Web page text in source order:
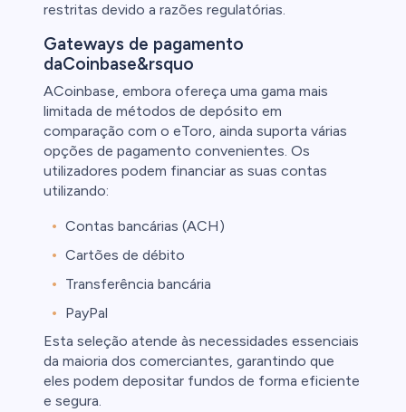
restritas devido a razões regulatórias.
Gateways de pagamento
daCoinbase&rsquo
ACoinbase, embora ofereça uma gama mais
limitada de métodos de depósito em
comparação com o eToro, ainda suporta várias
opções de pagamento convenientes. Os
utilizadores podem financiar as suas contas
utilizando:
Contas bancárias (ACH)
Cartões de débito
Transferência bancária
PayPal
Esta seleção atende às necessidades essenciais
da maioria dos comerciantes, garantindo que
eles podem depositar fundos de forma eficiente
e segura.